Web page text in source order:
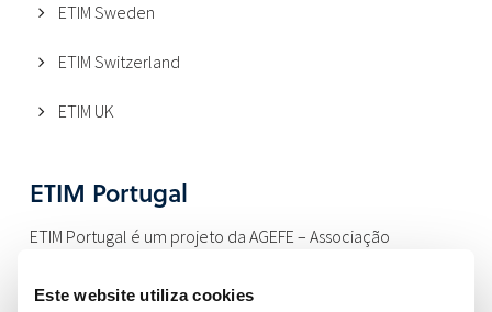
Este website utiliza cookies
ETIM Sweden
ETIM Switzerland
ETIM UK
ETIM Portugal
ETIM Portugal é um projeto da AGEFE – Associação
desenvolvimento das atividades por si representadas no